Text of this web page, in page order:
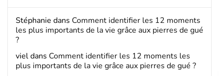
Stéphanie dans Comment identifier les 12 moments
les plus importants de la vie grâce aux pierres de gué
?
vieldans Comment identifier les 12 moments les
plus importants de la vie grâce aux pierres de gué ?